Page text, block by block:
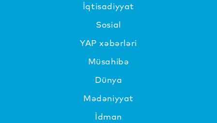
İqtisadiyyat
Sosial
YAP xəbərləri
Müsahibə
Dünya
Mədəniyyat
İdman